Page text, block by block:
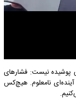
پوشیده نیست: فشارهای
آینده‌ای نامعلوم. هیچ‌کس